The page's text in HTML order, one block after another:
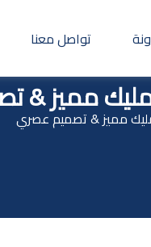
تواصل معنا
مميز &
مميز & تصميم عصري